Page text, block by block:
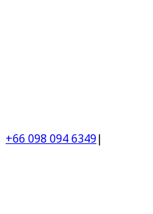
+66 098 094 6349|